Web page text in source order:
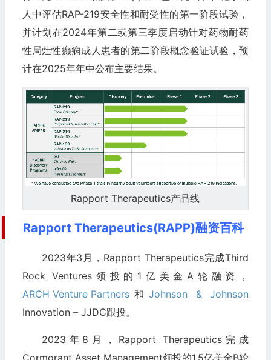
人中评估RAP-219安全性和耐受性的第一阶段试验，
并计划在2024年第二或第三季度启动针对药物耐药
性局灶性癫痫成人患者的第二阶段概念验证试验，预
计在2025年年中公布主要结果。
Rapport Therapeutics产品线
Rapport Therapeutics(RAPP)融资百科
2023年3月，Rapport Therapeutics完成Third
Rock Ventures领投的1亿美金A轮融资，
ARCH Venture Partners和Johnson & Johnson
Innovation – JJDC跟投。
2023年8月，Rapport Therapeutics完成